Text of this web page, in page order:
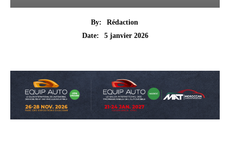
By:
Rédaction
Date:
5 janvier 2026